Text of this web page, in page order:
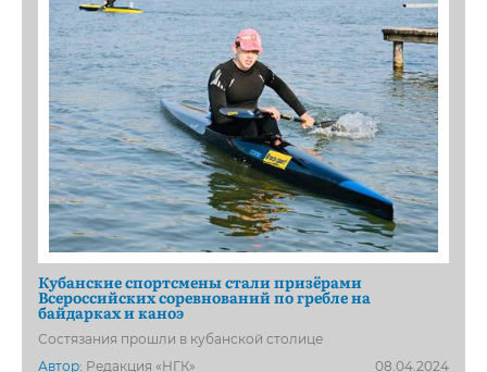
Кубанские спортсмены стали призёрами
Всероссийских соревнований по гребле на
байдарках и каноэ
Состязания прошли в кубанской столице
Автор: Редакция «НГК»
08.04.2024